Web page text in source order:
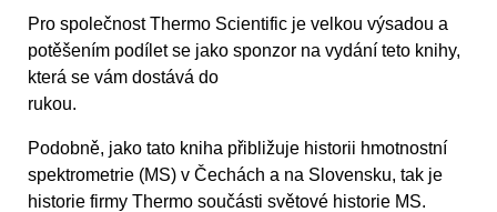
Pro společnost Thermo Scientific je velkou výsadou a
potěšením podílet se jako sponzor na vydání teto knihy,
která se vám dostává do
rukou.
Podobně, jako tato kniha přibližuje historii hmotnostní
spektrometrie (MS) v Čechách a na Slovensku, tak je
historie firmy Thermo součásti světové historie MS.